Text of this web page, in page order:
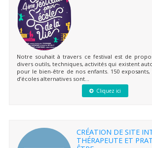
Notre souhait à travers ce festival est de
divers outils, techniques, activités qui existent
pour le bien-être de nos enfants. 150
d’écoles alternatives sont...
Cliquez ici
CRÉATION DE SITE
THÉRAPEUTE ET